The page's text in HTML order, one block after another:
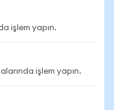
işlem yapın.
işlem yapın.